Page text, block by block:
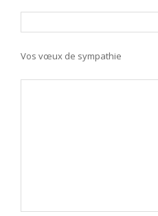
Vos vœux de sympathie